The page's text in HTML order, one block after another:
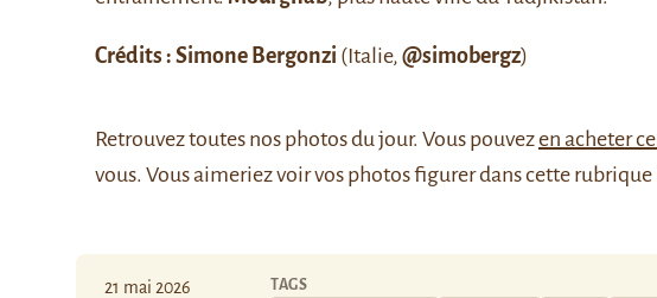
Crédits : Simone Bergonzi (Italie, @simobergz)
Retrouveztoutes nos photos du jour. Vous pouvezen acheter
vous. Vous aimeriez voir vos photos figurer dans cette rubrique
21 mai 2026 TAGS